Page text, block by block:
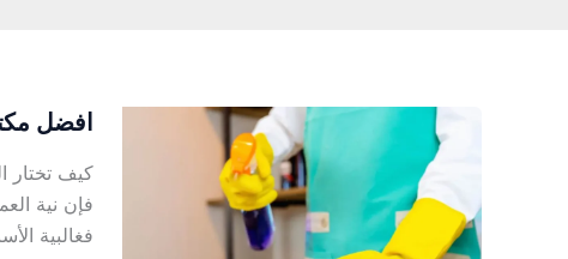
افضل
كيف تختار
فإن نية
فغالبية
افضل
استقدام
من
بنجلاديش